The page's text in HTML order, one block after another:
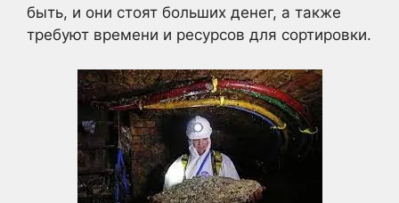
быть, и они стоят больших денег, а также
требуют времени и ресурсов для сортировки.